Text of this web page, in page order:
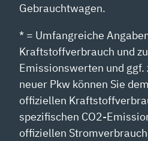
Gebrauchtwagen.
* = Umfangreiche
Kraftstoffverbrauch und
Emissionswerten und
neuer Pkw können Sie
offiziellen
spezifischen CO2-
offiziellen